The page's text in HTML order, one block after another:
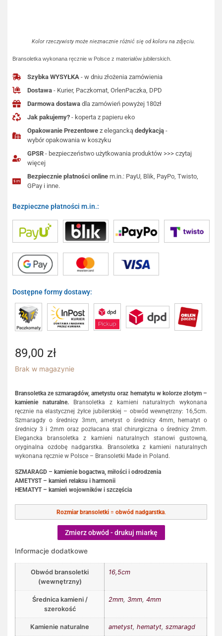
Kolor rzeczywisty może nieznacznie różnić się od koloru na zdjęciu.
Bransoletka wykonana ręcznie w Polsce z materiałów jubilerskich.
Szybka WYSYŁKA - w dniu złożenia zamówienia
Dostawa - Kurier, Paczkomat, OrlenPaczka, DPD
Darmowa dostawa dla zamówień powyżej 180zł
Jak pakujemy? - koperta z papieru eko
Opakowanie Prezentowe z eleganckądedykacją -
wybór opakowania w koszyku
GPSR - bezpieczeństwo użytkowania produktów >>> czytaj
więcej
Bezpiecznie płatności online m.in.: PayU, Blik, PayPo, Twisto,
GPay i inne.
Bezpieczne płatności m.in.:
Dostępne formy dostawy:
89,00 zł
Brak w magazynie
Bransoletka ze szmaragdów, ametystu oraz hematytu w kolorze złotym –
kamienie naturalne. Bransoletka z kamieni naturalnych wykonana
ręcznie na elastycznej żyłce jubilerskiej – obwód wewnętrzny: 16,5cm.
Szmaragdy o średnicy 3mm, ametyst o średnicy 4mm, hematyt o
średnicy 3 i 2mm oraz pozłacana stal chirurgiczna o średnicy 2mm.
Elegancka bransoletka z kamieni naturalnych stanowi gustowną,
oryginalna ozdobę nadgarstka. Bransoletka z kamieni naturalnych
wykonana ręcznie w Polsce – Bransoletki Made in Poland.
SZMARAGD – kamienie bogactwa, miłości i odrodzenia
AMETYST – kamień relaksu i harmonii
HEMATYT – kamień wojowników i szczęścia
Rozmiar bransoletki= obwód nadgarstka.
Zmierz obwód - drukuj miarkę
Informacje dodatkowe
Obwód bransoletki
(wewnętrzny)
16,5cm
Średnica kamieni /
szerokość
2mm, 3mm, 4mm
Kamienie naturalne ametyst, hematyt, szmaragd